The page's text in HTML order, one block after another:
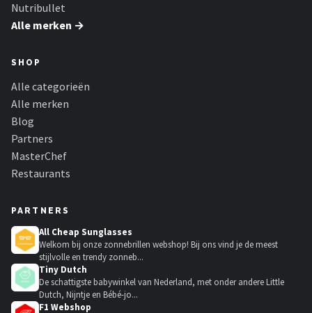
Nutribullet
Alle merken →
SHOP
Alle categorieën
Alle merken
Blog
Partners
MasterChef
Restaurants
PARTNERS
All Cheap Sunglasses
Welkom bij onze zonnebrillen webshop! Bij ons vind je de meest
stijlvolle en trendy zonneb...
Tiny Dutch
De schattigste babywinkel van Nederland, met onder andere Little
Dutch, Nijntje en Bébé-jo...
F1 Webshop